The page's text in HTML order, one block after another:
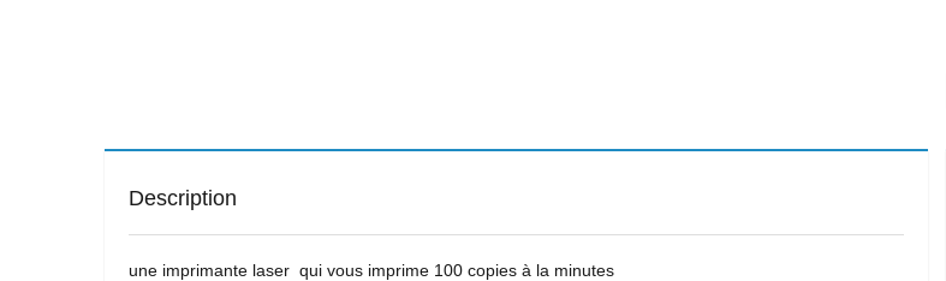
Description
une imprimante laser qui vous imprime 100 copies à la minutes